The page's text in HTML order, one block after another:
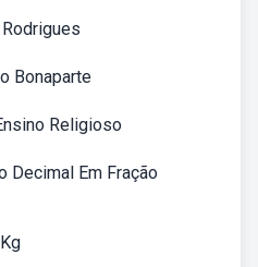
Bonaparte
Religioso
Decimal Em Fração